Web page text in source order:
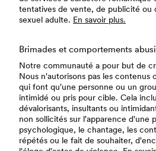
tentatives de vente, de publicité ou
sexuel adulte. En savoir plus.
Brimades et comportements
Notre communauté a pour but de
Nous n'autorisons pas les contenus
qui font qu'une personne ou un
intimidé ou pris pour cible. Cela
dévalorisants, insultants ou
non sollicités sur l'apparence d'une
psychologique, le chantage, les
répétés ou le fait de souhaiter,